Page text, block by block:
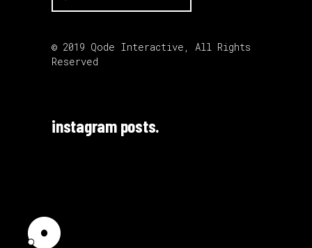
© 2019 Qode Interactive , All Rights
Reserved
instagram posts.